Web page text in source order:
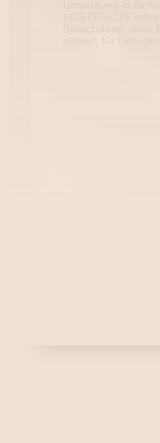
KOSTENLOS
Sprachdatei, über
es sich